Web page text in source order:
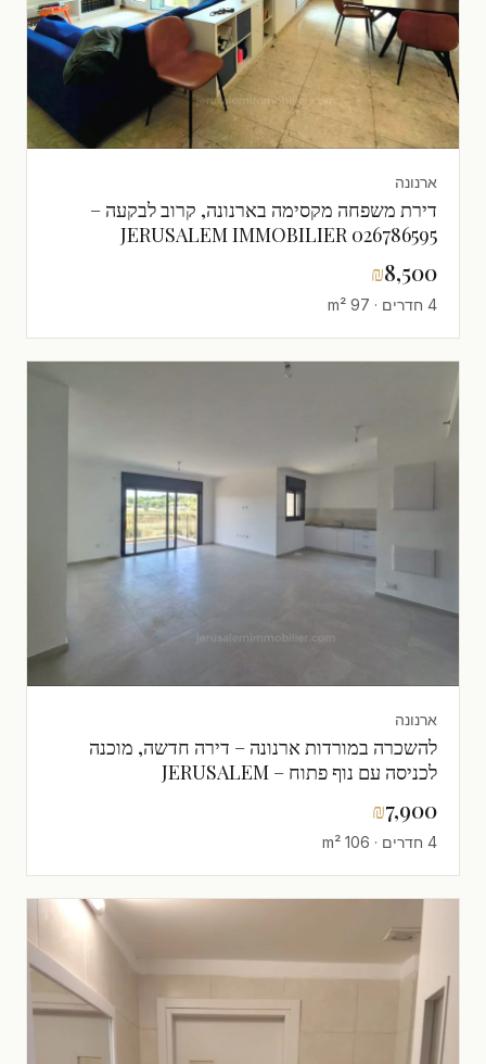
ארנונה
דירת משפחה מקסימה בארנונה, קרוב לבקעה –
JERUSALEM IMMOBILIER 026786595
₪8,500
4 חדרים · 97 m²
ארנונה
להשכרה במורדות ארנונה – דירה חדשה, מוכנה
לכניסה עם נוף פתוח – JERUSALEM
₪7,900
4 חדרים · 106 m²